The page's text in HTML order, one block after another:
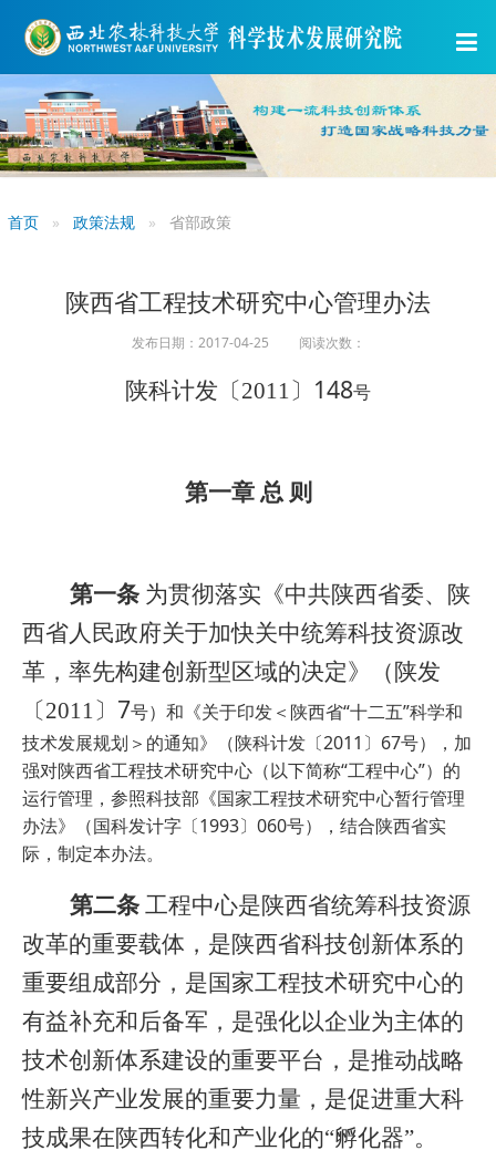
首页 政策法规 省部政策
陕西省工程技术研究中心管理办法
发布日期：2017-04-25 阅读次数：
陕科计发〔2011〕148号
第一章 总 则
第一条 为贯彻落实《中共陕西省委、陕
西省人民政府关于加快关中统筹科技资源改
革，率先构建创新型区域的决定》（陕发
〔2011〕7号）和《关于印发＜陕西省“十二五”科学和
技术发展规划＞的通知》（陕科计发〔2011〕67号），加
强对陕西省工程技术研究中心（以下简称“工程中心”）的
运行管理，参照科技部《国家工程技术研究中心暂行管理
办法》（国科发计字〔1993〕060号），结合陕西省实
际，制定本办法。
第二条 工程中心是陕西省统筹科技资源
改革的重要载体，是陕西省科技创新体系的
重要组成部分，是国家工程技术研究中心的
有益补充和后备军， 是强化以企业为主体的
技术创新体系建设的重要平台， 是推动战略
性新兴产业发展的重要力量，是促进重大科
技成果在陕西转化和产业化的“孵化器”。